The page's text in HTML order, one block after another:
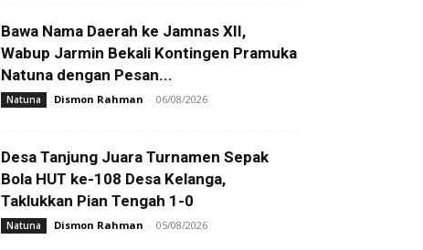
Bawa Nama Daerah ke Jamnas XII,
Wabup Jarmin Bekali Kontingen Pramuka
Natuna dengan Pesan...
Natuna Dismon Rahman - 06/08/2026
Desa Tanjung Juara Turnamen Sepak
Bola HUT ke-108 Desa Kelanga,
Taklukkan Pian Tengah 1-0
Natuna Dismon Rahman - 05/08/2026